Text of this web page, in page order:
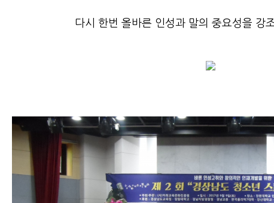
다시 한번 올바른 인성과 말의 중요성을 강